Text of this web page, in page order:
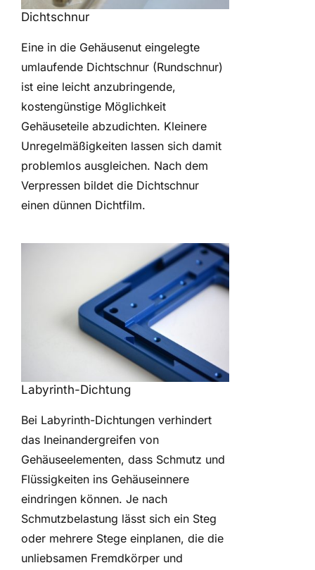
Dichtschnur
Eine in die Gehäusenut eingelegte
umlaufende Dichtschnur (Rundschnur)
ist eine leicht anzubringende,
kostengünstige Möglichkeit
Gehäuseteile abzudichten. Kleinere
Unregelmäßigkeiten lassen sich damit
problemlos ausgleichen. Nach dem
Verpressen bildet die Dichtschnur
einen dünnen Dichtfilm.
Labyrinth-Dichtung
Bei Labyrinth-Dichtungen verhindert
das Ineinandergreifen von
Gehäuseelementen, dass Schmutz und
Flüssigkeiten ins Gehäuseinnere
eindringen können. Je nach
Schmutzbelastung lässt sich ein Steg
oder mehrere Stege einplanen, die die
unliebsamen Fremdkörper und